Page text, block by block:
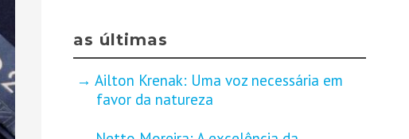
as últimas
Ailton Krenak: Uma voz necessária em
favor da natureza